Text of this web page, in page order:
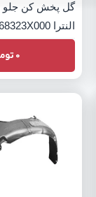
گل پخش کن جلو
النترا 868323X000
0